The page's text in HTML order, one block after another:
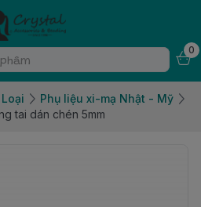
0
Phụ liệu xi-mạ Nhật - Mỹ
tai dán chén 5mm